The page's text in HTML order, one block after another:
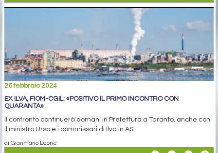
26 febbraio 2024
EX ILVA, FIOM-CGIL: «POSITIVO IL PRIMO INCONTRO CON
QUARANTA»
Il confronto continuerà domani in Prefettura a Taranto, anche con
il ministro Urso e i commissari di Ilva in AS
di Gianmario Leone